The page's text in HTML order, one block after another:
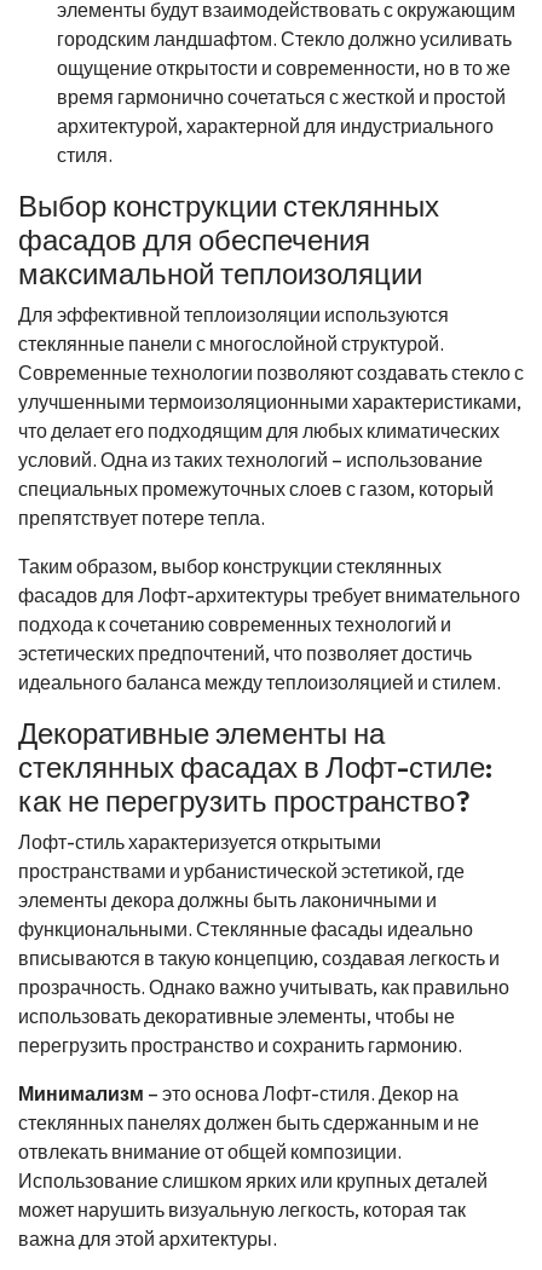
элементы будут взаимодействовать с окружающим
городским ландшафтом. Стекло должно усиливать
ощущение открытости и современности, но в то же
время гармонично сочетаться с жесткой и простой
архитектурой, характерной для индустриального
стиля.
Выбор конструкции стеклянных
фасадов для обеспечения
максимальной теплоизоляции
Для эффективной теплоизоляции используются
стеклянные панели с многослойной структурой.
Современные технологии позволяют создавать стекло с
улучшенными термоизоляционными характеристиками,
что делает его подходящим для любых климатических
условий. Одна из таких технологий – использование
специальных промежуточных слоев с газом, который
препятствует потере тепла.
Таким образом, выбор конструкции стеклянных
фасадов для Лофт-архитектуры требует внимательного
подхода к сочетанию современных технологий и
эстетических предпочтений, что позволяет достичь
идеального баланса между теплоизоляцией и стилем.
Декоративные элементы на
стеклянных фасадах в Лофт-стиле:
как не перегрузить пространство?
Лофт-стиль характеризуется открытыми
пространствами и урбанистической эстетикой, где
элементы декора должны быть лаконичными и
функциональными. Стеклянные фасады идеально
вписываются в такую концепцию, создавая легкость и
прозрачность. Однако важно учитывать, как правильно
использовать декоративные элементы, чтобы не
перегрузить пространство и сохранить гармонию.
Минимализм – это основа Лофт-стиля. Декор на
стеклянных панелях должен быть сдержанным и не
отвлекать внимание от общей композиции.
Использование слишком ярких или крупных деталей
может нарушить визуальную легкость, которая так
важна для этой архитектуры.